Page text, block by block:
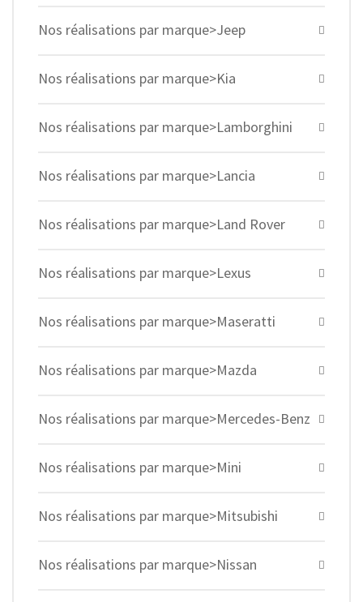
Nos réalisations par marque>Jeep
Nos réalisations par marque>Kia
Nos réalisations par marque>Lamborghini
Nos réalisations par marque>Lancia
Nos réalisations par marque>Land Rover
Nos réalisations par marque>Lexus
Nos réalisations par marque>Maseratti
Nos réalisations par marque>Mazda
Nos réalisations par marque>Mercedes-Benz
Nos réalisations par marque>Mini
Nos réalisations par marque>Mitsubishi
Nos réalisations par marque>Nissan